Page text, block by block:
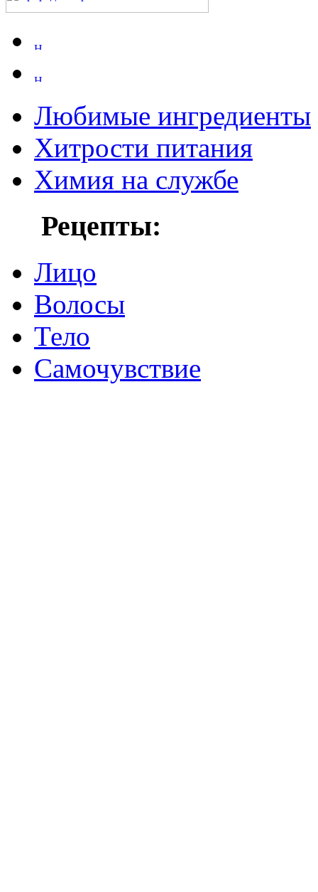
Любимые ингредиенты
Хитрости питания
Химия на службе
Рецепты:
Лицо
Волосы
Тело
Самочувствие